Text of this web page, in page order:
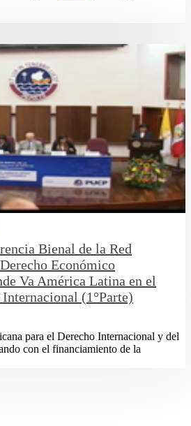
Bienal de la Red
Económico
Va América Latina en el
(1°Parte)
para el Derecho Internacional y del
con el financiamiento de la